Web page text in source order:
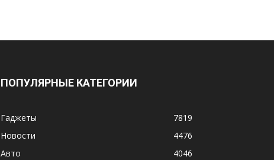
ПОПУЛЯРНЫЕ КАТЕГОРИИ
Гаджеты
7819
Новости
4476
Авто
4046